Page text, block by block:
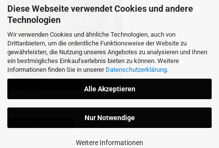
Diese Webseite verwendet Cookies und andere
Technologien
Wir verwenden Cookies und ähnliche Technologien, auch von
Drittanbietern, um die ordentliche Funktionsweise der Website zu
gewährleisten, die Nutzung unseres Angebotes zu analysieren und Ihnen
ein bestmögliches Einkaufserlebnis bieten zu können. Weitere
Informationen finden Sie in unserer Datenschutzerklärung.
Alle Akzeptieren
Nur Notwendige
Weitere Informationen